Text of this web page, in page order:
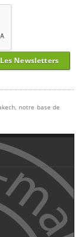
Les Newsletters
notre base de